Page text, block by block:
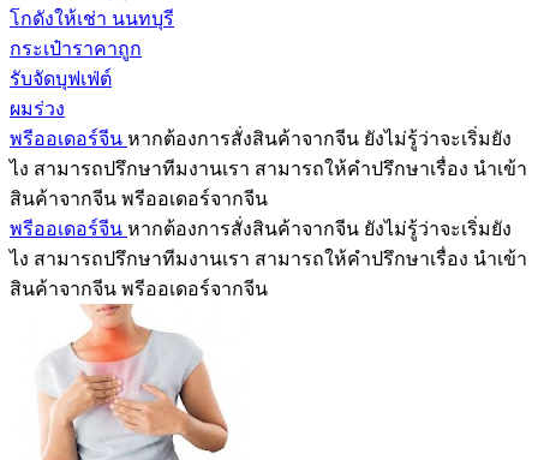
โกดังให้เช่า นนทบุรี
กระเป๋าราคาถูก
รับจัดบุฟเฟ่ต์
ผมร่วง
พรีออเดอร์จีน หากต้องการสั่งสินค้าจากจีน ยังไม่รู้ว่าจะเริ่มยัง
ไง สามารถปรึกษาทีมงานเรา สามารถให้คำปรึกษาเรื่อง นำเข้า
สินค้าจากจีน พรีออเดอร์จากจีน
พรีออเดอร์จีน หากต้องการสั่งสินค้าจากจีน ยังไม่รู้ว่าจะเริ่มยัง
ไง สามารถปรึกษาทีมงานเรา สามารถให้คำปรึกษาเรื่อง นำเข้า
สินค้าจากจีน พรีออเดอร์จากจีน